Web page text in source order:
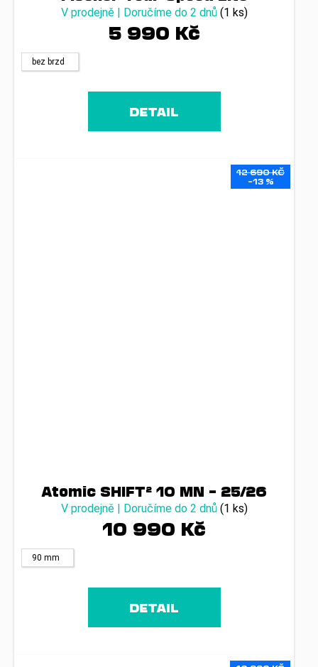
V prodejně | Doručíme do 2 dnů (1 ks)
5 990 Kč
bez brzd
DETAIL
12 690 KČ
–13 %
Atomic SHIFT² 10 MN – 25/26
V prodejně | Doručíme do 2 dnů (1 ks)
10 990 Kč
90 mm
DETAIL